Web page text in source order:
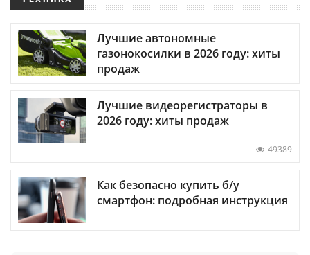
Лучшие автономные
газонокосилки в 2026 году: хиты
продаж
Лучшие видеорегистраторы в
2026 году: хиты продаж
49389
Как безопасно купить б/у
смартфон: подробная инструкция